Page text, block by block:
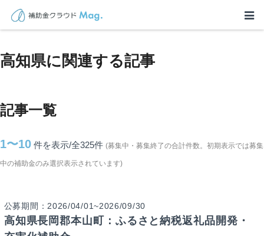
TOP > 補助金・助成金詳細>高知県に関連する記事
高知県に関連する記事
記事一覧
1〜10 件を表示/全325件 (募集中・募集終了の合計件数。初期表示では募集
中の補助金のみ選択表示されています)
公募期間：2026/04/01~2026/09/30
高知県長岡郡本山町：ふるさと納税返礼品開発・